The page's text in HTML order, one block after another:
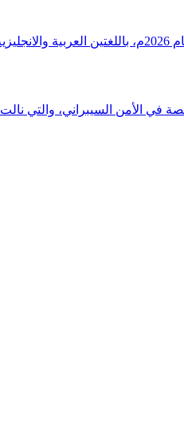
أ
في الأمن السيبراني، والتي